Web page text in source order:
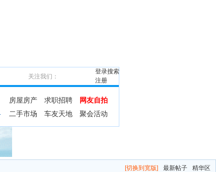
搜索
登录
注册
关注我们：
房屋房产 求职招聘
网友自拍
二手市场
车友天地 聚会活动
[切换到宽版] 最新帖子 精华区